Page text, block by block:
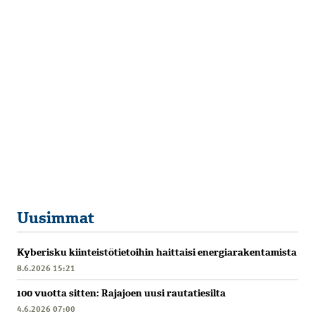
Uusimmat
Kyberisku kiinteistötietoihin haittaisi energiarakentamista
8.6.2026 15:21
100 vuotta sitten: Rajajoen uusi rautatiesilta
4.6.2026 07:00